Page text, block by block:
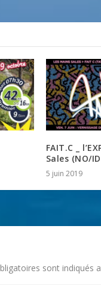
FAIT.C _
Sales (NO/
5 juin 2019
sont indiqués